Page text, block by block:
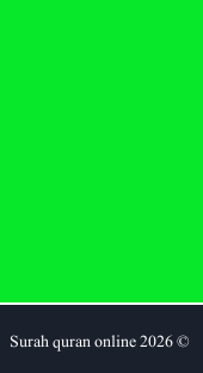
© 2026 Surah quran online